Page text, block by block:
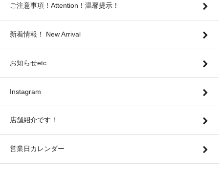
ご注意事項！Attention！温馨提示！
新着情報！ New Arrival
お知らせetc...
Instagram
店舗紹介です！
営業日カレンダー